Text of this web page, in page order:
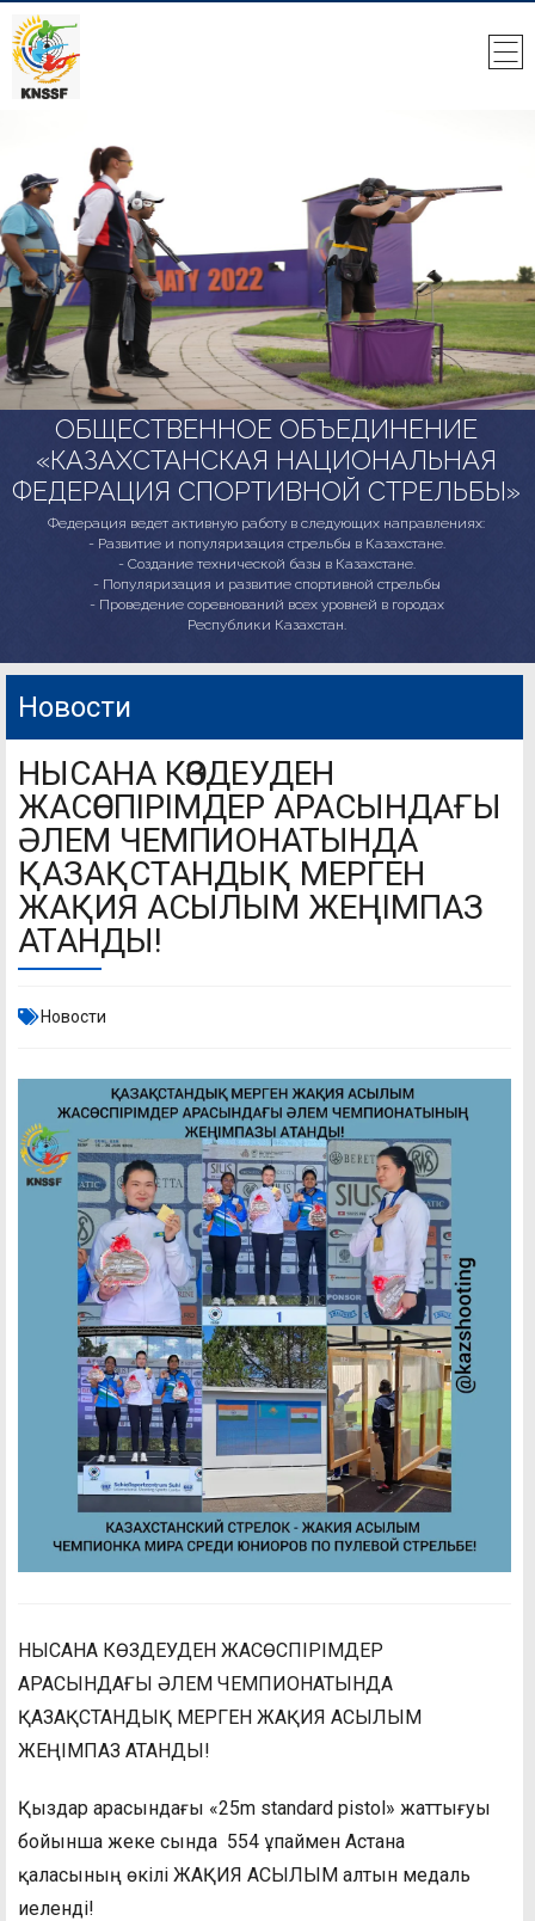
ОБЩЕСТВЕННОЕ ОБЪЕДИНЕНИЕ
«КАЗАХСТАНСКАЯ НАЦИОНАЛЬНАЯ
ФЕДЕРАЦИЯ СПОРТИВНОЙ СТРЕЛЬБЫ»
Федерация ведет активную работу в следующих направлениях:
- Развитие и популяризация стрельбы в Казахстане.
- Создание технической базы в Казахстане.
- Популяризация и развитие спортивной стрельбы
- Проведение соревнований всех уровней в городах
Республики Казахстан.
Новости
НЫСАНА КӨЗДЕУДЕН
ЖАСӨСПІРІМДЕР АРАСЫНДАҒЫ
ӘЛЕМ ЧЕМПИОНАТЫНДА
ҚАЗАҚСТАНДЫҚ МЕРГЕН
ЖАҚИЯ АСЫЛЫМ ЖЕҢІМПАЗ
АТАНДЫ!
Новости
НЫСАНА КӨЗДЕУДЕН ЖАСӨСПІРІМДЕР
АРАСЫНДАҒЫ ӘЛЕМ ЧЕМПИОНАТЫНДА
ҚАЗАҚСТАНДЫҚ МЕРГЕН ЖАҚИЯ АСЫЛЫМ
ЖЕҢІМПАЗ АТАНДЫ!
Қыздар арасындағы «25m standard pistol» жаттығуы
бойынша жеке сында 554 ұпаймен Астана
қаласының өкілі ЖАҚИЯ АСЫЛЫМ алтын медаль
иеленді!